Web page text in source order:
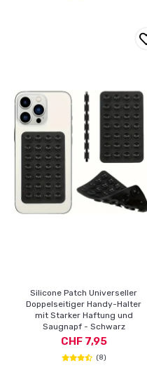
Silicone Patch Universeller
Doppelseitiger Handy-Halter
mit Starker Haftung und
Saugnapf - Schwarz
CHF 7,95
(8)